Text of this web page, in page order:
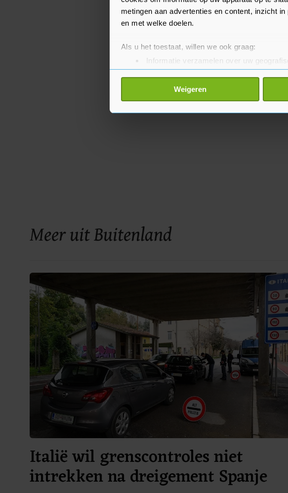
metingen aan advertenties en content, inzicht
en met welke doelen.
Als u het toestaat, willen we ook graag:
Informatie verzamelen over uw
Uw apparaat identificeren door het
Lees meer over hoe uw persoonlijke
toestemming op elk moment wijzigen of
Weigeren
Meer uit Buitenland
Italië wil grenscontroles niet
intrekken na dreigement Spanje